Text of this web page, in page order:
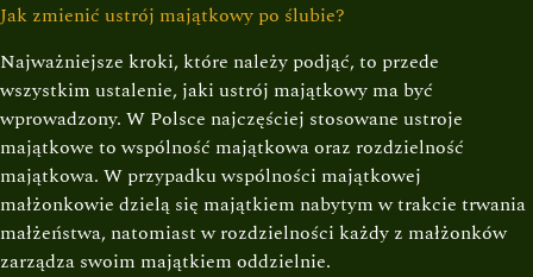
Jak zmienić ustrój majątkowy po ślubie?
Najważniejsze kroki, które należy podjąć, to przede
wszystkim ustalenie, jaki ustrój majątkowy ma być
wprowadzony. W Polsce najczęściej stosowane ustroje
majątkowe to wspólność majątkowa oraz rozdzielność
majątkowa. W przypadku wspólności majątkowej
małżonkowie dzielą się majątkiem nabytym w trakcie trwania
małżeństwa, natomiast w rozdzielności każdy z małżonków
zarządza swoim majątkiem oddzielnie.